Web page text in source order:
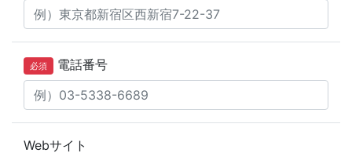
必須 電話番号
Webサイト